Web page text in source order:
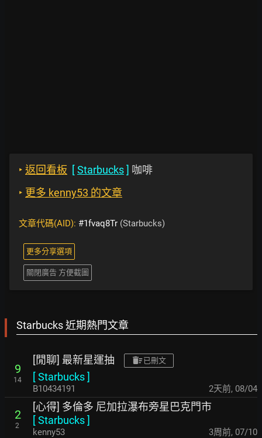
‣ 返回看板 [Starbucks] 咖啡
‣ 更多 kenny53 的文章
文章代碼(AID): #1fvaq8Tr (Starbucks)
更多分享選項
關閉廣告 方便截圖
Starbucks 近期熱門文章
9
14
[閒聊] 最新星運抽 已刪文
[Starbucks]
B10434191 2天前, 08/04
2
2
[心得] 多倫多 尼加拉瀑布旁星巴克門市
[Starbucks]
kenny53 3周前, 07/10